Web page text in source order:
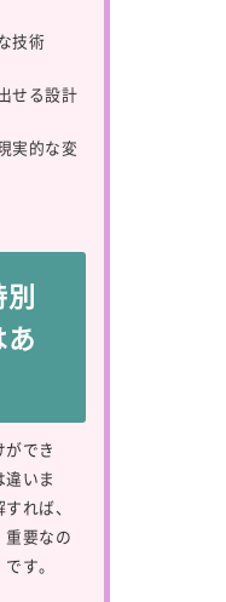
技術
せる設計
実的な変
でき
いま
れば、
重要なの
す。